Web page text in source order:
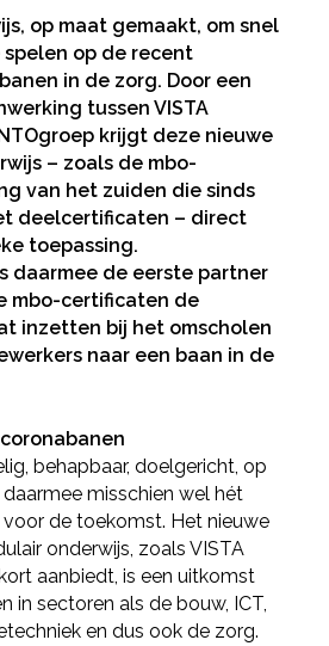
op maat gemaakt, om snel
op de recent
in de zorg. Door een
tussen VISTA
krijgt deze nieuwe
– zoals de mbo-
van het zuiden die sinds
deelcertificaten – direct
toepassing.
daarmee de eerste partner
mbo-certificaten de
inzetten bij het omscholen
naar een baan in de
behapbaar, doelgericht, op
misschien wel hét
de toekomst. Het nieuwe
onderwijs, zoals VISTA
aanbiedt, is een uitkomst
in sectoren als de bouw, ICT,
en dus ook de zorg.